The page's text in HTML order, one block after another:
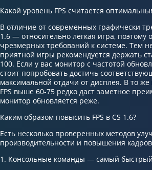
Какой уровень FPS считается
В отличие от современных графически
1.6 — относительно легкая игра, поэтому
чрезмерных требований к системе. Тем
приятной игры рекомендуется держать
100. Если у вас монитор с частотой
стоит попробовать достичь
максимальной отдачи от дисплея. В то
FPS выше 60-75 редко даст заметное
монитор обновляется реже.
Каким образом повысить FPS в CS 1.6?
Есть несколько проверенных методов
производительности и повышения
1. Консольные команды — самый